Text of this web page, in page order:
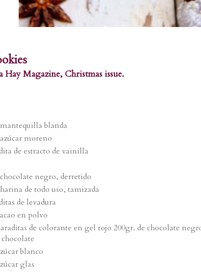
Hay Magazine, Christmas issue.
blanda
moreno
de estracto de vainilla
negro, derretido
de todo uso, tamizada
de levadura
en polvo
de colorante en gel rojo 200gr. de chocolate
blanco
glas